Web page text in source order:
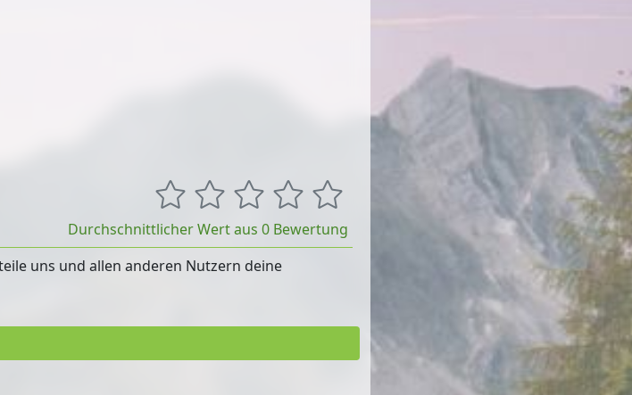
Durchschnittlicher Wert aus 0 Bewertung
uns und allen anderen Nutzern deine